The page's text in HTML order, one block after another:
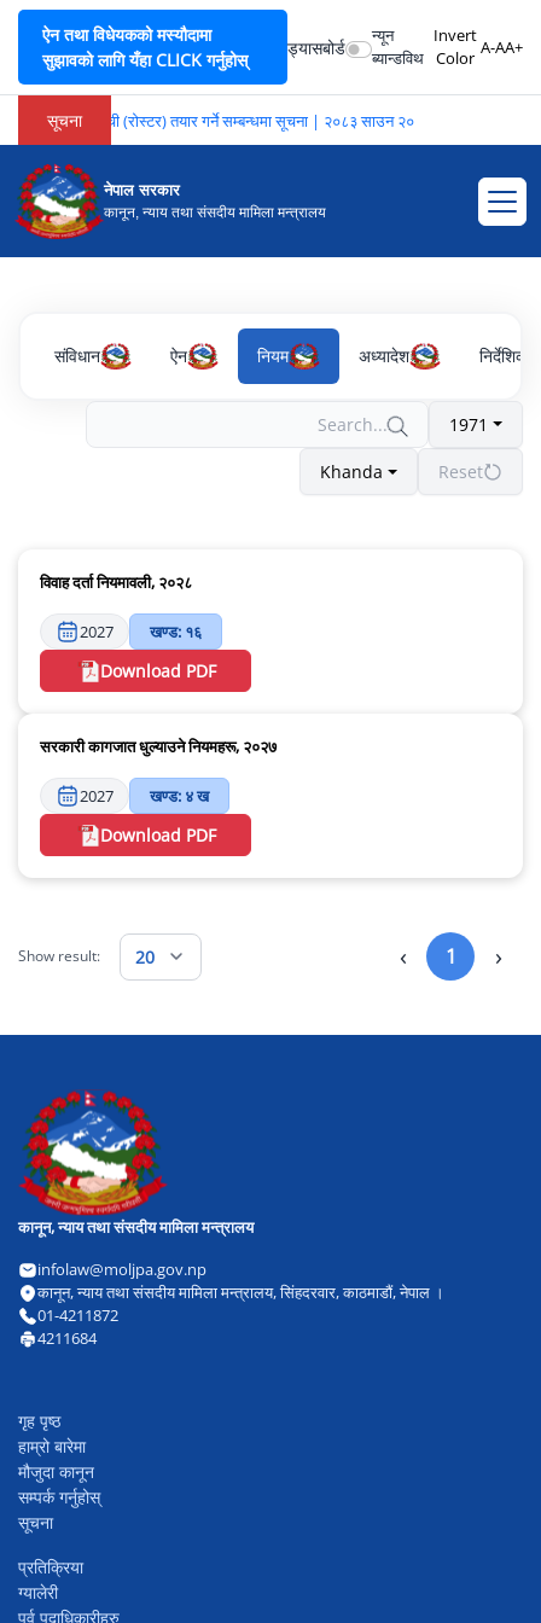
ऐन तथा विधेयकको मस्यौदामा
सुझावको लागि यँहा CLICK गर्नुहोस्
ड्यासबोर्ड
न्यून
ब्यान्डविथ
Invert
Color
A-AA+
सूचना
अनुवादकहरूको सूची (रोस्टर) तयार गर्ने सम्बन्धमा सूचना | २०८३ साउन २०
नेपाल सरकार
कानून, न्याय तथा संसदीय मामिला मन्त्रालय
संविधान ऐन नियम अध्यादेश निर्देशिका
1971
Khanda Reset
विवाह दर्ता नियमावली, २०२८
2027 खण्ड: १६
Download PDF
सरकारी कागजात धुल्याउने नियमहरू, २०२७
2027 खण्ड: ४ ख
Download PDF
Show result: 20 ‹ 1 ›
कानून, न्याय तथा संसदीय मामिला मन्त्रालय
infolaw@moljpa.gov.np
कानून, न्याय तथा संसदीय मामिला मन्त्रालय, सिंहदरवार, काठमाडौं, नेपाल ।
01-4211872
4211684
गृह पृष्ठ
हाम्रो बारेमा
मौजुदा कानून
सम्पर्क गर्नुहोस्
सूचना
प्रतिक्रिया
ग्यालेरी
पूर्व पदाधिकारीहरु